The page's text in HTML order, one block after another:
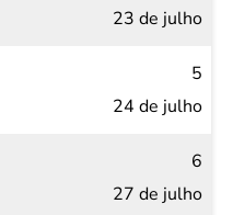
23 de julho
5
24 de julho
6
27 de julho